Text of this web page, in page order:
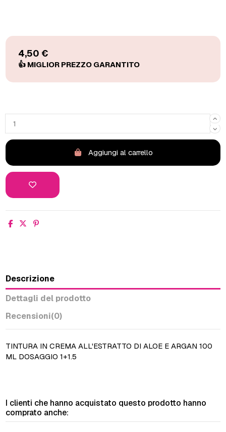
4,50 €
Aggiungi al carrello
Descrizione
Dettagli del prodotto
Recensioni(0)
TINTURA IN CREMA ALL'ESTRATTO DI ALOE E ARGAN 100
ML DOSAGGIO 1+1.5
I clienti che hanno acquistato questo prodotto hanno
comprato anche: